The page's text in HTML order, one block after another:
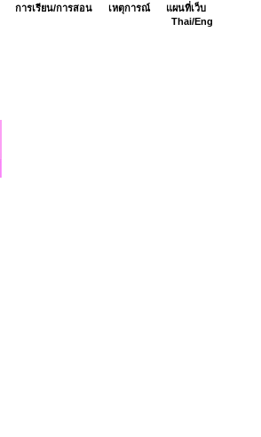
การเรียน/การสอน เหตุการณ์
แผนที่เว็บ
Thai/Eng